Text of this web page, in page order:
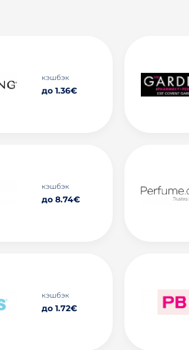
кэшбэк
до 1.36€
кэшбэк
до 8.74€
кэшбэк
до 1.72€